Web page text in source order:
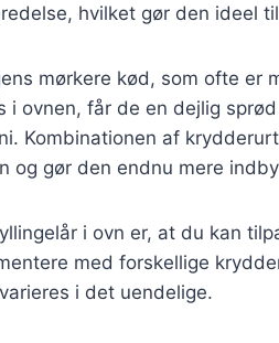
hvilket gør den ideel
mørkere kød, som ofte er
i ovnen, får de en dejlig
Kombinationen af
og gør den endnu mere
i ovn er, at du kan
med forskellige
i det uendelige.